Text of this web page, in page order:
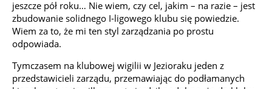
jeszcze pół roku… Nie wiem, czy cel, jakim – na razie – jest
zbudowanie solidnego I-ligowego klubu się powiedzie.
Wiem za to, że mi ten styl zarządzania po prostu
odpowiada.
Tymczasem na klubowej wigilii w Jezioraku jeden z
przedstawicieli zarządu, przemawiając do podłamanych